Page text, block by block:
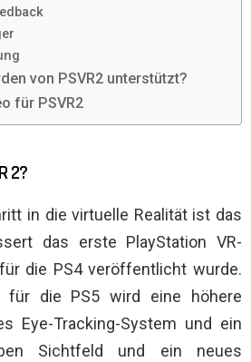
von PSVR2 unterstützt?
für PSVR2
2?
in die virtuelle Realität ist das
das erste PlayStation VR-
die PS4 veröffentlicht wurde.
für die PS5 wird eine höhere
Eye-Tracking-System und ein
Sichtfeld und ein neues